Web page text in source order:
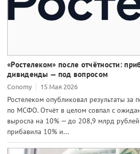
«Ростелеком» после отчётности:
дивиденды — под вопросом
Conomy 15 Мая 2026
Ростелеком опубликовал результаты за
по МСФО. Отчёт в целом совпал с
выросла на 10% — до 208,9 млрд
прибавила 10% и...